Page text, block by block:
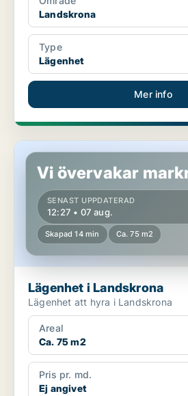
Landskrona
Type
Lägenhet
Mer info
Lägenhet i Landskrona
Vi övervakar
SENAST UPPDATERAD
12:27 • 07 aug.
Skapad 14 min Ca. 75 m2
Lägenhet i Landskrona
Lägenhet att hyra i Landskrona
Areal
Ca. 75 m2
Pris pr. md.
Ej angivet